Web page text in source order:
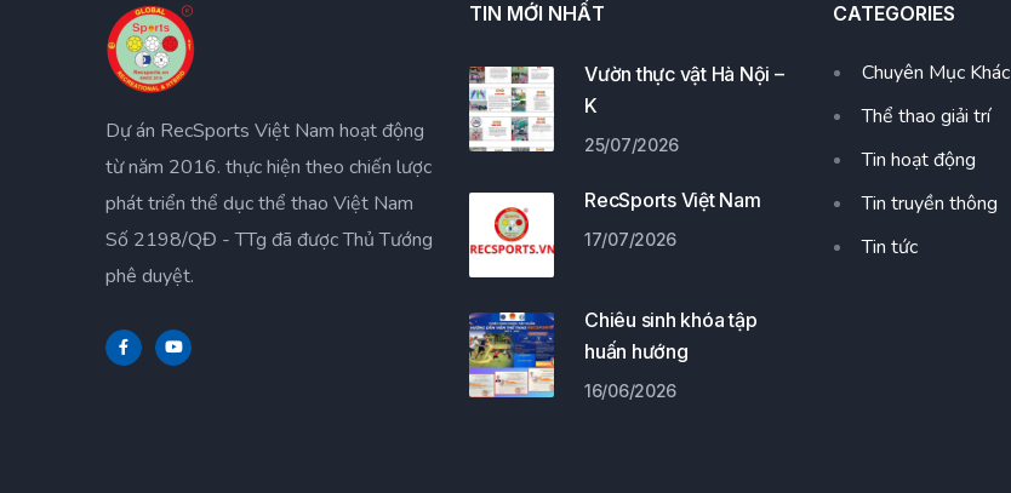
Dự án RecSports Việt Nam hoạt động
từ năm 2016. thực hiện theo chiến lược
phát triển thể dục thể thao Việt Nam
Số 2198/QĐ - TTg đã được Thủ Tướng
phê duyệt.
TIN MỚI NHẤT
Vườn thực vật Hà Nội –
K
25/07/2026
RecSports Việt Nam
17/07/2026
Chiêu sinh khóa tập
huấn hướng
16/06/2026
CATEGORIES
Chuyên Mục Khác
Thể thao giải trí
Tin hoạt động
Tin truyền thông
Tin tức